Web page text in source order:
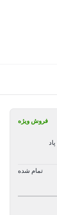
فروش ویژه
تمام شده